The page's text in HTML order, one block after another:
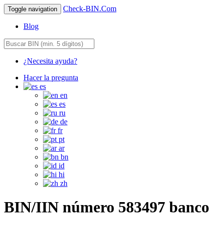
Toggle navigation Check-BIN.Com
Blog
¿Necesita ayuda?
Hacer la pregunta
es
en
es
ru
de
fr
pt
ar
bn
id
hi
zh
BIN/IIN número 583497 banco